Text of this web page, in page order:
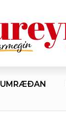
UMRÆÐAN